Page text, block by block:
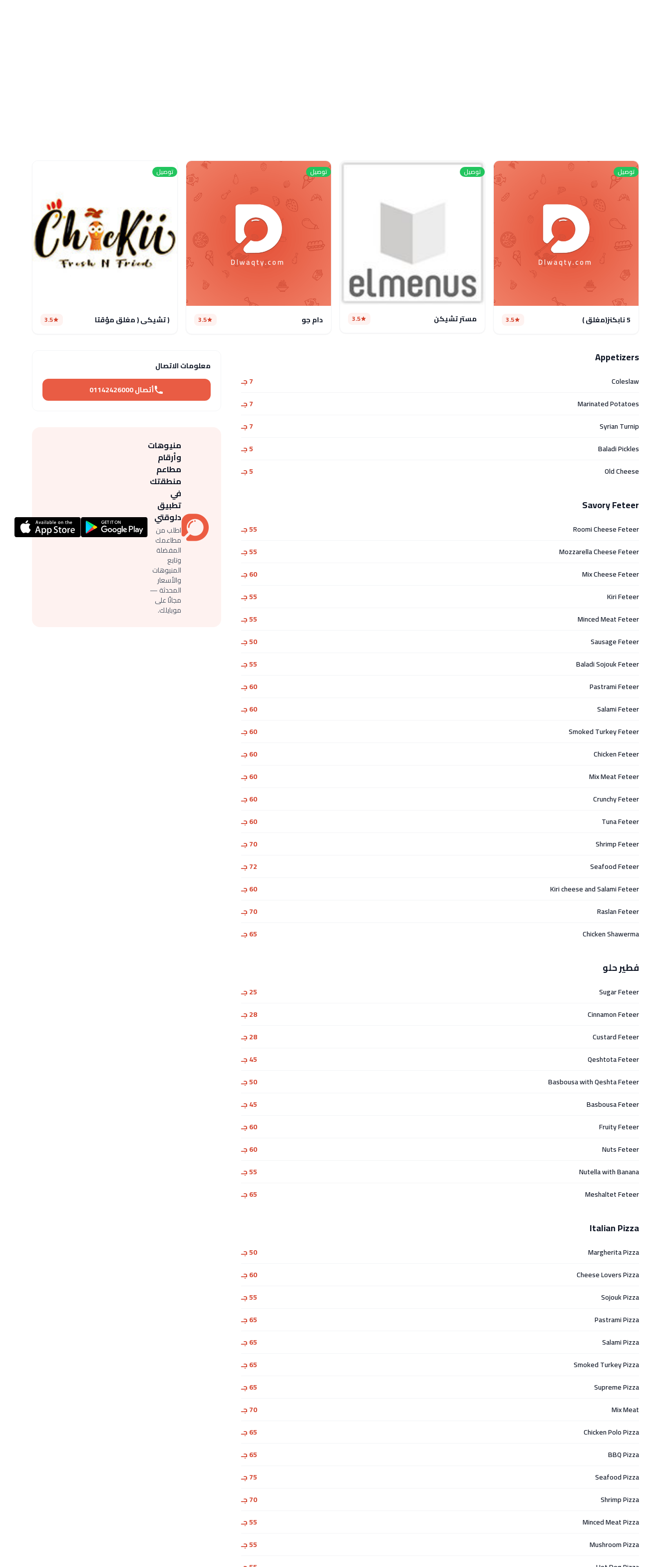
توصيل
5 نابكنز(مغلق ) 3.5
توصيل
مستر تشيكن 3.5
توصيل
دام جو 3.5
توصيل
( تشيكي ( مغلق مؤقتا 3.5
Appetizers
Coleslaw
7 جـ
Marinated Potatoes
7 جـ
Syrian Turnip
7 جـ
Baladi Pickles
5 جـ
Old Cheese
5 جـ
Savory Feteer
Roomi Cheese Feteer
55 جـ
Mozzarella Cheese Feteer
55 جـ
Mix Cheese Feteer
60 جـ
Kiri Feteer
55 جـ
Minced Meat Feteer
55 جـ
Sausage Feteer
50 جـ
Baladi Sojouk Feteer
55 جـ
Pastrami Feteer
60 جـ
Salami Feteer
60 جـ
Smoked Turkey Feteer
60 جـ
Chicken Feteer
60 جـ
Mix Meat Feteer
60 جـ
Crunchy Feteer
60 جـ
Tuna Feteer
60 جـ
Shrimp Feteer
70 جـ
Seafood Feteer
72 جـ
Kiri cheese and Salami Feteer
60 جـ
Raslan Feteer
70 جـ
Chicken Shawerma
65 جـ
فطير حلو
Sugar Feteer
25 جـ
Cinnamon Feteer
28 جـ
Custard Feteer
28 جـ
Qeshtota Feteer
45 جـ
Basbousa with Qeshta Feteer
50 جـ
Basbousa Feteer
45 جـ
Fruity Feteer
60 جـ
Nuts Feteer
60 جـ
Nutella with Banana
55 جـ
Meshaltet Feteer
65 جـ
Italian Pizza
Margherita Pizza
50 جـ
Cheese Lovers Pizza
60 جـ
Sojouk Pizza
55 جـ
Pastrami Pizza
65 جـ
Salami Pizza
65 جـ
Smoked Turkey Pizza
65 جـ
Supreme Pizza
65 جـ
Mix Meat
70 جـ
Chicken Polo Pizza
65 جـ
BBQ Pizza
65 جـ
Seafood Pizza
75 جـ
Shrimp Pizza
70 جـ
Minced Meat Pizza
55 جـ
Mushroom Pizza
55 جـ
معلومات الاتصال
أتصال 01142426000
منيوهات
وأرقام
مطاعم
منطقتك
في
تطبيق
دلوقتي
اطلب من
مطاعمك
المفضلة
وتابع
المنيوهات
والأسعار
المحدثة —
مجانًا على
موبايلك.